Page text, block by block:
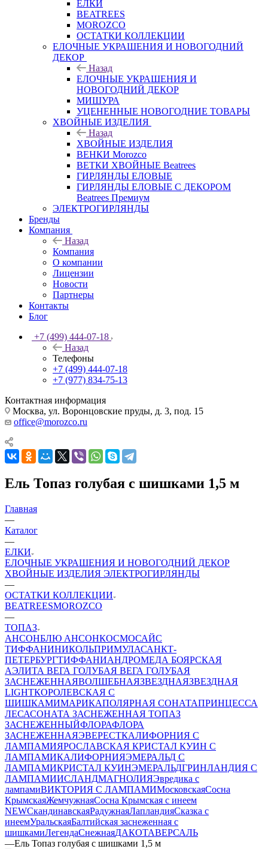
ЕЛКИ
BEATREES
MOROZCO
ОСТАТКИ КОЛЛЕКЦИИ
ЕЛОЧНЫЕ УКРАШЕНИЯ И НОВОГОДНИЙ
ДЕКОР
Назад
ЕЛОЧНЫЕ УКРАШЕНИЯ И
НОВОГОДНИЙ ДЕКОР
МИШУРА
УЦЕНЕННЫЕ НОВОГОДНИЕ ТОВАРЫ
ХВОЙНЫЕ ИЗДЕЛИЯ
Назад
ХВОЙНЫЕ ИЗДЕЛИЯ
ВЕНКИ Morozco
ВЕТКИ ХВОЙНЫЕ Beatrees
ГИРЛЯНДЫ ЕЛОВЫЕ
ГИРЛЯНДЫ ЕЛОВЫЕ С ДЕКОРОМ
Beatrees Премиум
ЭЛЕКТРОГИРЛЯНДЫ
Бренды
Компания
Назад
Компания
О компании
Лицензии
Новости
Партнеры
Контакты
Блог
+7 (499) 444-07-18
Назад
Телефоны
+7 (499) 444-07-18
+7 (977) 834-75-13
Контактная информация
Москва, ул. Воронцовские пруды, д. 3, под. 15
office@morozco.ru
Ель Топаз голубая с шишками 1,5 м
Главная
—
Каталог
—
ЕЛКИ
ЕЛОЧНЫЕ УКРАШЕНИЯ И НОВОГОДНИЙ ДЕКОР
ХВОЙНЫЕ ИЗДЕЛИЯ ЭЛЕКТРОГИРЛЯНДЫ
—
ОСТАТКИ КОЛЛЕКЦИИ
BEATREESMOROZCO
—
ТОПАЗ
АНСОНБЛЮ АНСОНКОСМОСАЙС
ТИФФАНИНИКОЛЬПРИМУЛАСАНКТ-
ПЕТЕРБУРГТИФФАНИАНДРОМЕДА БОЯРСКАЯ
АЭЛИТА ВЕГА ГОЛУБАЯ ВЕГА ГОЛУБАЯ
ЗАСНЕЖЕННАЯВОЛШЕБНАЯЗВЕЗДНАЯЗВЕЗДНАЯ
LIGHTКОРОЛЕВСКАЯ С
ШИШКАМИМАРИКАПОЛЯРНАЯ СОНАТАПРИНЦЕССА
ЛЕСАСОНАТА ЗАСНЕЖЕННАЯ ТОПАЗ
ЗАСНЕЖЕННЫЙФЛОРАФЛОРА
ЗАСНЕЖЕННАЯЭВЕРЕСТКАЛИФОРНИЯ С
ЛАМПАМИЯРОСЛАВСКАЯ КРИСТАЛ КУИН С
ЛАМПАМИКАЛИФОРНИЯЭМЕРАЛЬД С
ЛАМПАМИКРИСТАЛ КУИНЭМЕРАЛЬДГРИНЛАНДИЯ С
ЛАМПАМИИСЛАНДМАГНОЛИЯЭвредика с
лампамиВИКТОРИЯ С ЛАМПАМИМосковскаяСосна
КрымскаяЖемчужнаяСосна Крымская с инеем
NEWСкандинавскаяРадужнаяЛапландияСказка с
инеемУральскаяБалтийская заснеженная с
шишкамиЛегендаСнежнаяДАКОТАВЕРСАЛЬ
—Ель Топаз голубая с шишками 1,5 м